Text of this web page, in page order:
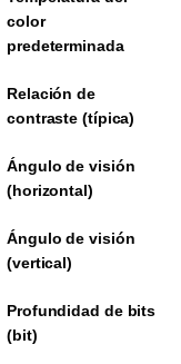
color
predeterminada
Relación de
contraste (típica)
Ángulo de visión
(horizontal)
Ángulo de visión
(vertical)
Profundidad de bits
(bit)